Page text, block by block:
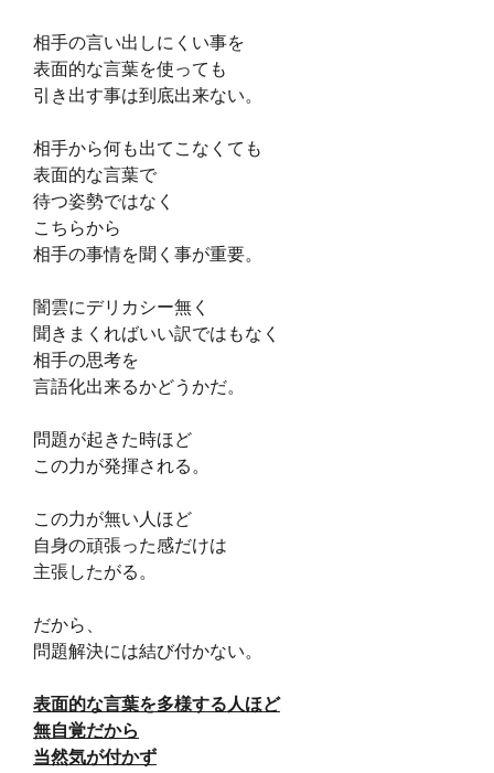
相手の言い出しにくい事を
表面的な言葉を使っても
引き出す事は到底出来ない。
相手から何も出てこなくても
表面的な言葉で
待つ姿勢ではなく
こちらから
相手の事情を聞く事が重要。
闇雲にデリカシー無く
聞きまくればいい訳ではもなく
相手の思考を
言語化出来るかどうかだ。
問題が起きた時ほど
この力が発揮される。
この力が無い人ほど
自身の頑張った感だけは
主張したがる。
だから、
問題解決には結び付かない。
表面的な言葉を多様する人ほど
無自覚だから
当然気が付かず